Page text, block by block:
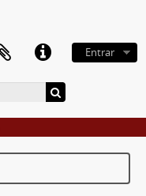
Entrar